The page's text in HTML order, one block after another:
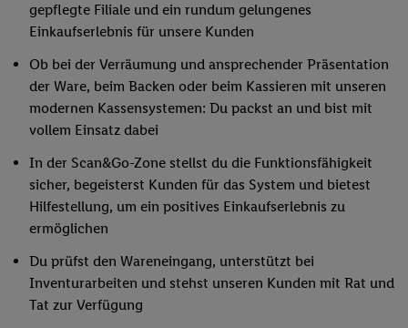
gepflegte Filiale und ein rundum gelungenes
Einkaufserlebnis für unsere Kunden
Ob bei der Verräumung und ansprechender Präsentation
der Ware, beim Backen oder beim Kassieren mit unseren
modernen Kassensystemen: Du packst an und bist mit
vollem Einsatz dabei
In der Scan&Go-Zone stellst du die Funktionsfähigkeit
sicher, begeisterst Kunden für das System und bietest
Hilfestellung, um ein positives Einkaufserlebnis zu
ermöglichen
Du prüfst den Wareneingang, unterstützt bei
Inventurarbeiten und stehst unseren Kunden mit Rat und
Tat zur Verfügung